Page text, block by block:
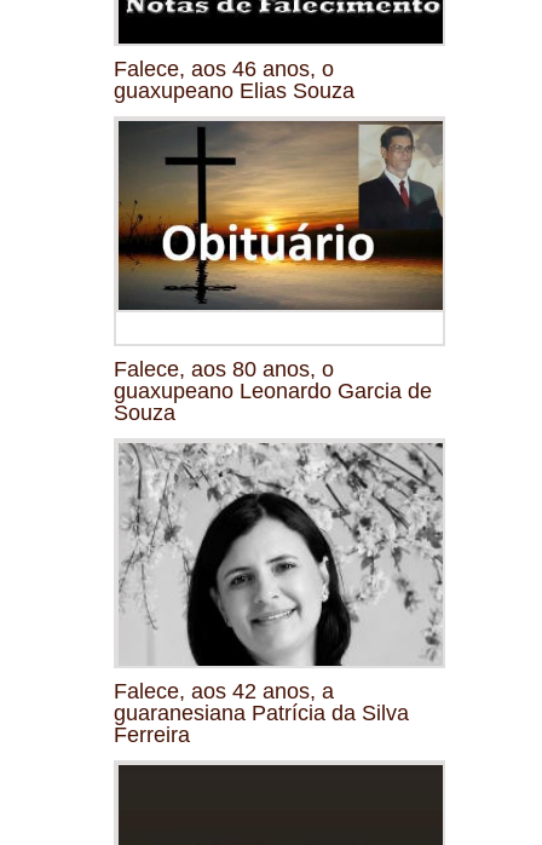
Falece, aos 46 anos, o
guaxupeano Elias Souza
Falece, aos 80 anos, o
guaxupeano Leonardo Garcia de
Souza
Falece, aos 42 anos, a
guaranesiana Patrícia da Silva
Ferreira